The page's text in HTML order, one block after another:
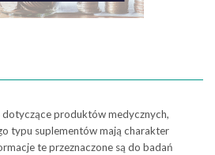
produktów medycznych,
typu suplementów mają charakter
te przeznaczone są do badań